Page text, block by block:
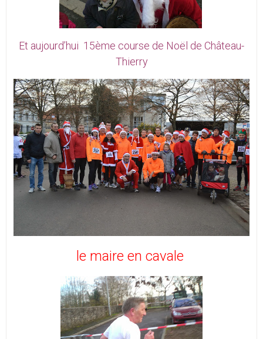
Et aujourd’hui 15ème course de Noël de Château-
Thierry
le maire en cavale